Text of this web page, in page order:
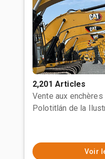
2,201 Articles
Vente aux
Polotitlán de la
Voir